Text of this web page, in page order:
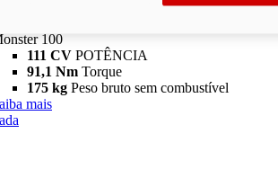
100
111 CV POTÊNCIA
91,1 Nm Torque
175 kg Peso bruto sem combustível
mais